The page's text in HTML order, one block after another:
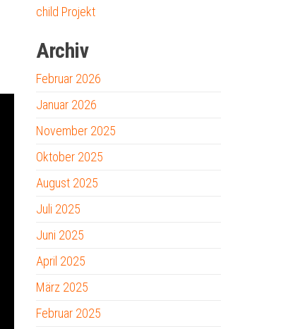
child Projekt
Archiv
Februar 2026
Januar 2026
November 2025
Oktober 2025
August 2025
Juli 2025
Juni 2025
April 2025
März 2025
Februar 2025